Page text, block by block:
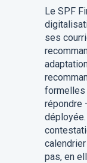
Le SPF
ses
formelles
répondre
pas, en